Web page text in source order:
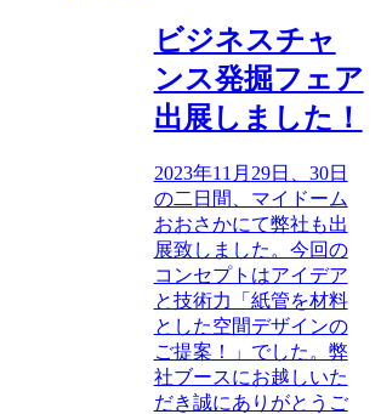
ビジネスチャ
ンス発掘フェア
出展しました！
2023年11月29日、30日
の二日間、マイドーム
おおさかにて弊社も出
展致しました。今回の
コンセプトはアイデア
と技術力「紙管を材料
とした空間デザインの
ご提案！」でした。弊
社ブースにお越しいた
だき誠にありがとうご